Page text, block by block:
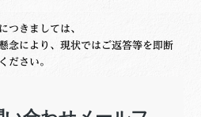
つきましては、
念により、現状ではご返答等を即断
ださい。